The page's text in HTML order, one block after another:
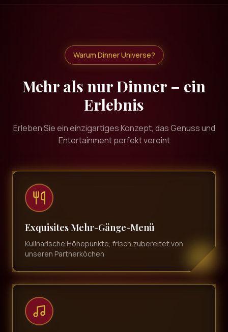
Warum Dinner Universe?
Mehr als nur Dinner – ein
Erlebnis
Erleben Sie ein einzigartiges Konzept, das Genuss und
Entertainment perfekt vereint
Exquisites Mehr-Gänge-Menü
Kulinarische Höhepunkte, frisch zubereitet von
unseren Partnerköchen